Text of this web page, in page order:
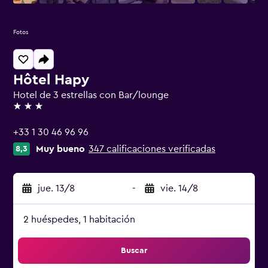
Hôtel Hapy
Hotel de 3 estrellas con Bar/lounge
3 estrellas
+33 1 30 46 96 96
8,3 Muy bueno 347 calificaciones verificadas
jue. 13/8 - vie. 14/8
2 huéspedes, 1 habitación
Buscar
Fotos